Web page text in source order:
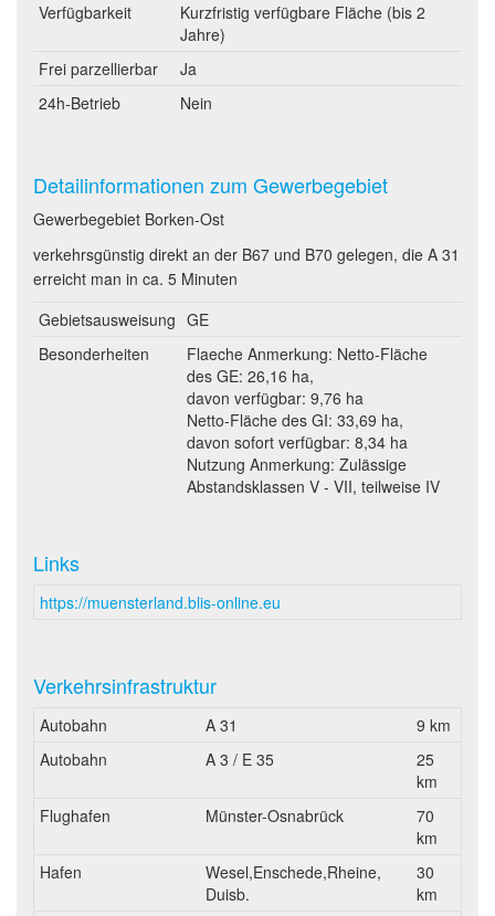
Verfügbarkeit
Kurzfristig verfügbare Fläche (bis 2
Jahre)
Frei parzellierbar
Ja
24h-Betrieb
Nein
Detailinformationen zum Gewerbegebiet
Gewerbegebiet Borken-Ost
verkehrsgünstig direkt an der B67 und B70 gelegen, die A 31
erreicht man in ca. 5 Minuten
Gebietsausweisung GE
Besonderheiten
Flaeche Anmerkung: Netto-Fläche
des GE: 26,16 ha,
davon verfügbar: 9,76 ha
Netto-Fläche des GI: 33,69 ha,
davon sofort verfügbar: 8,34 ha
Nutzung Anmerkung: Zulässige
Abstandsklassen V - VII, teilweise IV
Links
https://muensterland.blis-online.eu
Verkehrsinfrastruktur
Autobahn A 31
9 km
Autobahn
A 3 / E 35
25
km
Flughafen
Münster-Osnabrück
70
km
Hafen
Wesel,Enschede,Rheine,
Duisb.
30
km